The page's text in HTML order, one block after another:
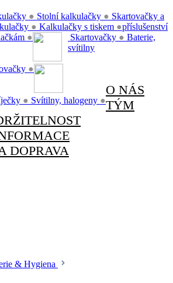
● Stolní kalkulačky ●
● Kalkulačky s tiskem ●
●
Skartovačky a
příslušenství
Skartovačky ●
●
Baterie,
svítilny
● Svítilny, halogeny ●
O NÁS
TÝM
DOPRAVA
& Hygiena